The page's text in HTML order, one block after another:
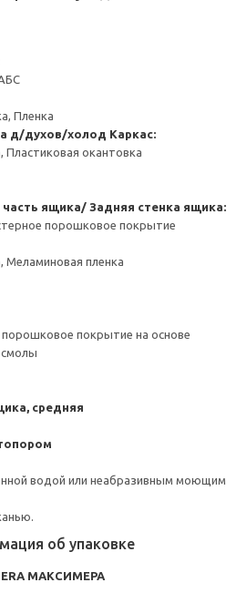
Пленка
д/духов/холод Каркас:
окантовка
ящика/ Задняя стенка ящика:
порошковое покрытие
Меламиновая пленка
покрытие на основе
смолы
средняя
водой или неабразивным моющим
об упаковке
МАКСИМЕРА